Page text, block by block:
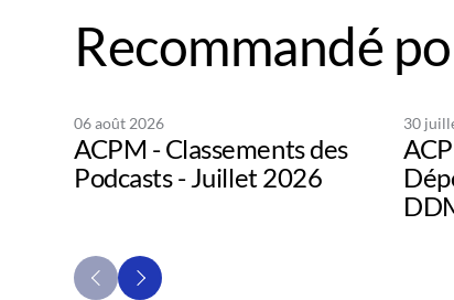
Recommandé
06 août 2026
ACPM - Classements des
Podcasts - Juillet 2026
30